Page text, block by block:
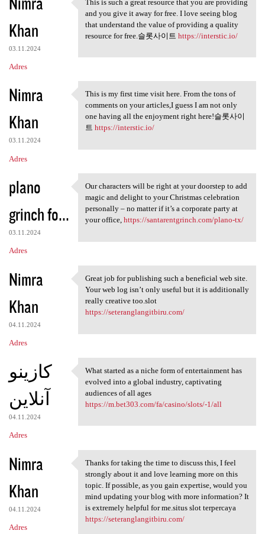
Khan
03.11.2024
Adres
This is such a great resource
This is such a great resource that you are providing
and you give it away for free. I love seeing blog
that understand the value of providing a quality
resource for free.슬롯사이트 https://interstic.io/
Nimra
Khan
03.11.2024
Adres
This is my first time visit
This is my first time visit here. From the tons of
comments on your articles,I guess I am not only
one having all the enjoyment right here!슬롯사이
트 https://interstic.io/
plano
grinch fo...
03.11.2024
Adres
Our characters will be right
Our characters will be right at your doorstep to add
magic and delight to your Christmas celebration
personally – no matter if it’s a corporate party at
your office, https://santarentgrinch.com/plano-tx/
Nimra
Khan
04.11.2024
Adres
Great job for publishing such
Great job for publishing such a beneficial web site.
Your web log isn’t only useful but it is additionally
really creative too.slot
https://seteranglangitbiru.com/
کازینو
آنلاین
04.11.2024
Adres
What started as a niche form
What started as a niche form of entertainment has
evolved into a global industry, captivating
audiences of all ages
https://m.bet303.com/fa/casino/slots/-1/all
Nimra
Khan
04.11.2024
Adres
Thanks for taking the time to
Thanks for taking the time to discuss this, I feel
strongly about it and love learning more on this
topic. If possible, as you gain expertise, would you
mind updating your blog with more information? It
is extremely helpful for me.situs slot terpercaya
https://seteranglangitbiru.com/